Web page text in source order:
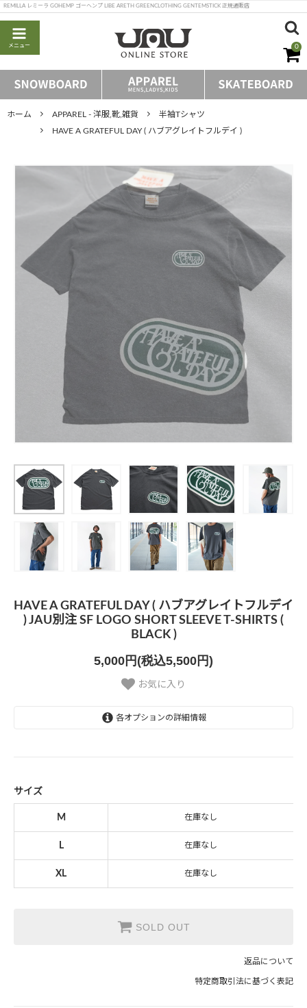
REMILLA レミーラ GOHEMP ゴーヘンプ LIBE ARETH GREENCLOTHING GENTEMSTICK 正規通販店
メニュー 0
ホーム APPAREL - 洋服,靴,雑貨 半袖Tシャツ
HAVE A GRATEFUL DAY ( ハブアグレイトフルデイ )
HAVE A GRATEFUL DAY ( ハブアグレイトフルデイ
) JAU別注 SF LOGO SHORT SLEEVE T-SHIRTS (
BLACK )
5,000円(税込5,500円)
お気に入り
各オプションの詳細情報
SOLD OUT
サイズ
M 在庫なし
L 在庫なし
XL 在庫なし
SOLD OUT
返品について
特定商取引法に基づく表記